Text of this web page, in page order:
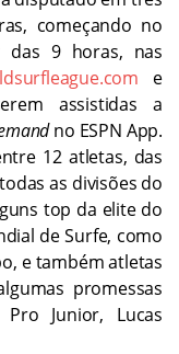
começando no
das 9 horas, nas
e
assistidas a
no ESPN App.
12 atletas, das
as divisões do
top da elite do
de Surfe, como
e também atletas
promessas
Junior, Lucas